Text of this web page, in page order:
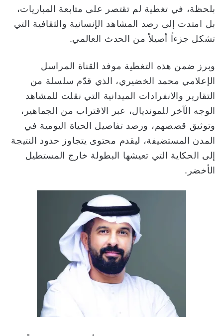
بلحظة، في تغطية لم تقتصر على متابعة المباريات،
بل امتدت إلى رصد المشاهد الإنسانية والثقافية التي
تشكل جزءاً أصيلاً من الحدث العالمي.
وبرز ضمن هذه التغطية موفد القناة المراسل
الإعلامي محمد الخضيري، الذي قدّم سلسلة من
التقارير والانفرادات الميدانية التي نقلت للمشاهد
الوجه الآخر للمونديال، عبر الاقتراب من الجماهير،
وتوثيق قصصهم، ورصد تفاصيل الحياة اليومية في
المدن المستضيفة، ليقدم محتوى يتجاوز حدود النتيجة
إلى الحكاية التي تعيشها البطولة خارج المستطيل
الأخضر.